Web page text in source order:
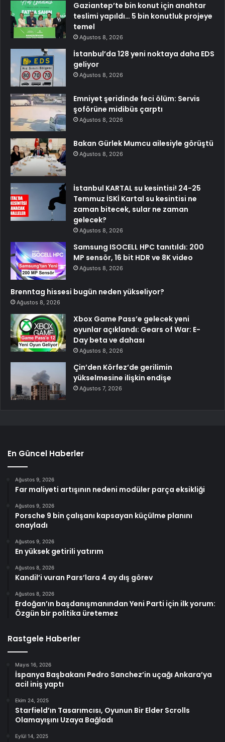
Gaziantep’te bin konut için anahtar
teslimi yapıldı… 5 bin konutluk projeye
temel
Ağustos 8, 2026
İstanbul’da 128 yeni noktaya daha EDS
geliyor
Ağustos 8, 2026
Emniyet şeridinde feci ölüm: Servis
şoförüne midibüs çarptı
Ağustos 8, 2026
Bakan Gürlek Mumcu ailesiyle görüştü
Ağustos 8, 2026
İstanbul KARTAL su kesintisi! 24-25
Temmuz İSKİ Kartal su kesintisi ne
zaman bitecek, sular ne zaman
gelecek?
Ağustos 8, 2026
Samsung ISOCELL HPC tanıtıldı: 200
MP sensör, 16 bit HDR ve 8K video
Ağustos 8, 2026
Brenntag hissesi bugün neden yükseliyor?
Ağustos 8, 2026
Xbox Game Pass’e gelecek yeni
oyunlar açıklandı: Gears of War: E-
Day beta ve dahası
Ağustos 8, 2026
Çin’den Körfez’de gerilimin
yükselmesine ilişkin endişe
Ağustos 7, 2026
En Güncel Haberler
Ağustos 9, 2026
Far maliyeti artışının nedeni modüler parça eksikliği
Ağustos 9, 2026
Porsche 9 bin çalışanı kapsayan küçülme planını
onayladı
Ağustos 9, 2026
En yüksek getirili yatırım
Ağustos 8, 2026
Kandil’i vuran Pars’lara 4 ay dış görev
Ağustos 8, 2026
Erdoğan’ın başdanışmanından Yeni Parti için ilk yorum:
Özgün bir politika üretemez
Rastgele Haberler
Mayıs 16, 2026
İspanya Başbakanı Pedro Sanchez’in uçağı Ankara’ya
acil iniş yaptı
Ekim 24, 2025
Starfield’ın Tasarımcısı, Oyunun Bir Elder Scrolls
Olamayışını Uzaya Bağladı
Eylül 14, 2025